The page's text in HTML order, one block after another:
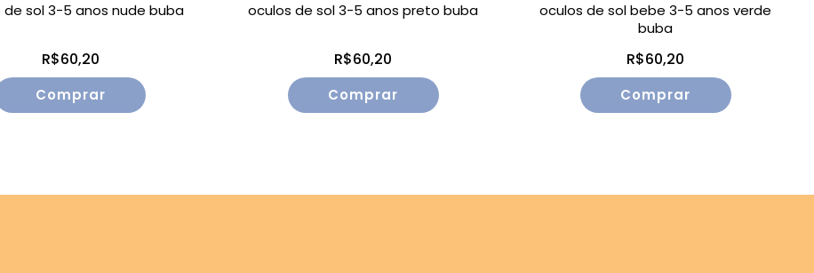
de sol 3-5 anos nude buba
R$60,20
oculos de sol 3-5 anos preto buba
R$60,20
oculos de sol bebe 3-5 anos verde
buba
R$60,20